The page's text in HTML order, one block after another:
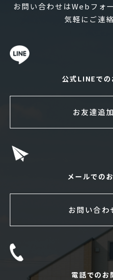
お問い合わせはWebフォ
気軽にご連
公式LINEで
お友達追
メールでの
お問い合わ
電話でのお